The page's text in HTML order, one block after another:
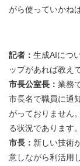
がら使っていかね
記者： 生成AIにつ
ップがあれば教え
市長公室長： 業務
市長名で職員に通
がっておりません
る状況であります。
市長： 新しい技術
意しながら利活用